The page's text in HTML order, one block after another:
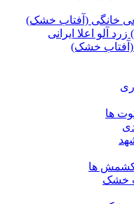
خانگی (آفتاب خشک)
آلو اعلا ایرانی
(آفتاب خشک)
ها
کشمش ها
خشک